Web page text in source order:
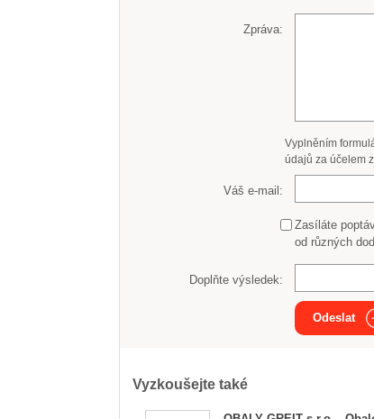
Zpráva:
Vyplněním
údajů za účelem
Váš e-mail:
Zasíláte
od různých
Doplňte výsledek:
Odeslat
Vyzkoušejte také